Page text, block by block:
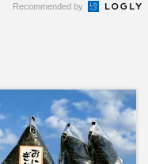
Recommended by